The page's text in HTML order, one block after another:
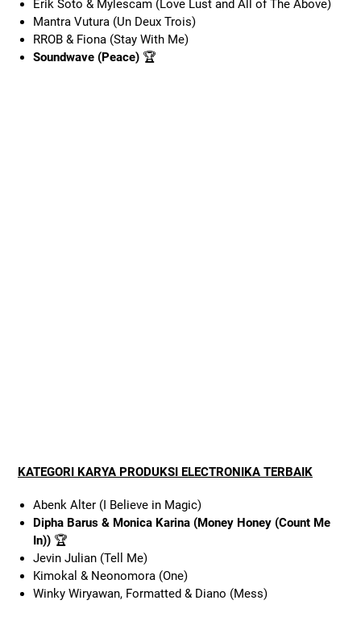
Erik Soto & Mylescam (Love Lust and All of The Above)
Mantra Vutura (Un Deux Trois)
RROB & Fiona (Stay With Me)
Soundwave (Peace)🏆
KATEGORI KARYA PRODUKSI ELECTRONIKA TERBAIK
Abenk Alter (I Believe in Magic)
Dipha Barus & Monica Karina (Money Honey (Count Me
In))🏆
Jevin Julian (Tell Me)
Kimokal & Neonomora (One)
Winky Wiryawan, Formatted & Diano (Mess)